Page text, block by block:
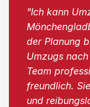
"Ich kann
der Planung
Umzugs
Team
freundlich.
und